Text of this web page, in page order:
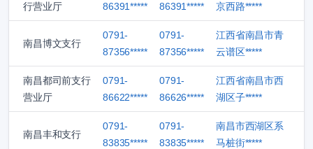
行营业厅
86391*****
86391*****
京西路*****
南昌博文支行
0791-
87356*****
0791-
87356*****
江西省南昌市青
云谱区*****
南昌都司前支行
营业厅
0791-
86622*****
0791-
86626*****
江西省南昌市西
湖区子*****
南昌丰和支行
0791-
83835*****
0791-
83835*****
南昌市西湖区系
马桩街*****